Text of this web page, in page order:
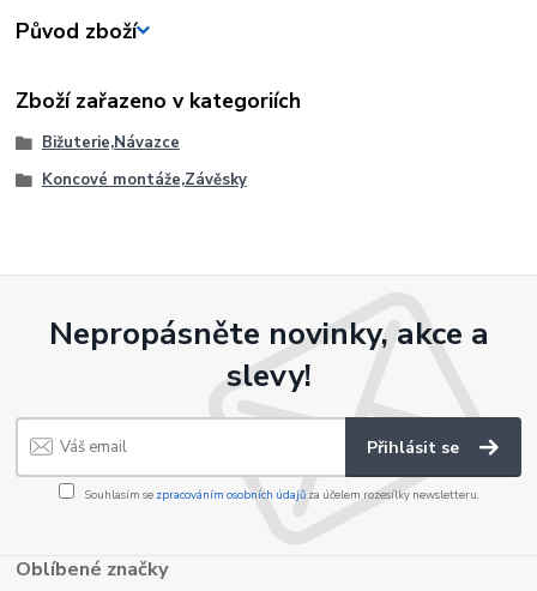
Původ zboží
Zboží zařazeno v kategoriích
Bižuterie,Návazce
Koncové montáže,Závěsky
Nepropásněte novinky, akce a
slevy!
Přihlásit se
Souhlasím se zpracováním osobních údajůza účelem rozesílky newsletteru.
Oblíbené značky